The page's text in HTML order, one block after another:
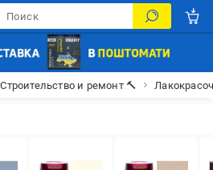
Строительство и ремонт 🔨